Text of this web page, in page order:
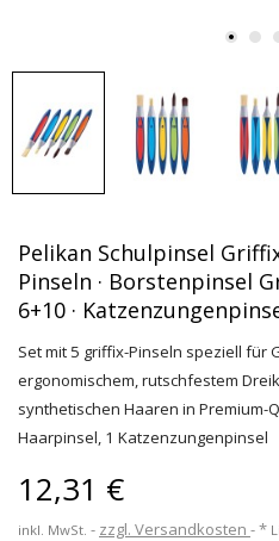
Pelikan Schulpinsel
Pinseln · Borstenpinsel
6+10 ·
Set mit 5 griffix-Pinseln speziell für
ergonomischem, rutschfestem
synthetischen Haaren in Premium-
Haarpinsel, 1 Katzenzungenpinsel
12,31 €
inkl. MwSt. zzgl. Versandkosten *